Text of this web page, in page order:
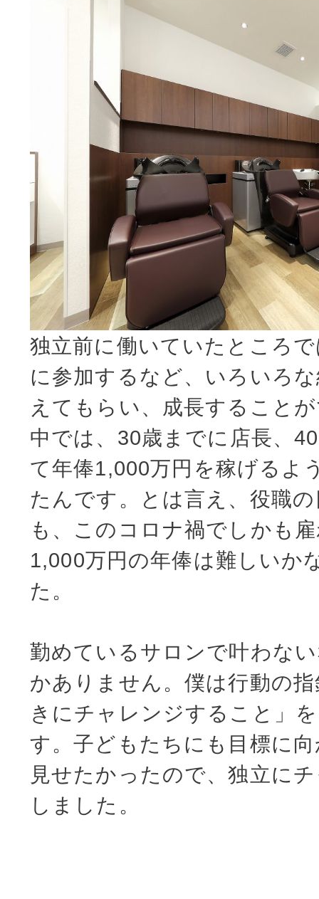
独立前に働いていたところ
に参加するなど、いろいろ
えてもらい、成長すること
中では、30歳までに店長、
て年俸1,000万円を稼げる
たんです。とは言え、役職
も、このコロナ禍でしかも
1,000万円の年俸は難しい
た。
勤めているサロンで叶わな
かありません。僕は行動の
きにチャレンジすること」
す。子どもたちにも目標に
見せたかったので、独立に
しました。